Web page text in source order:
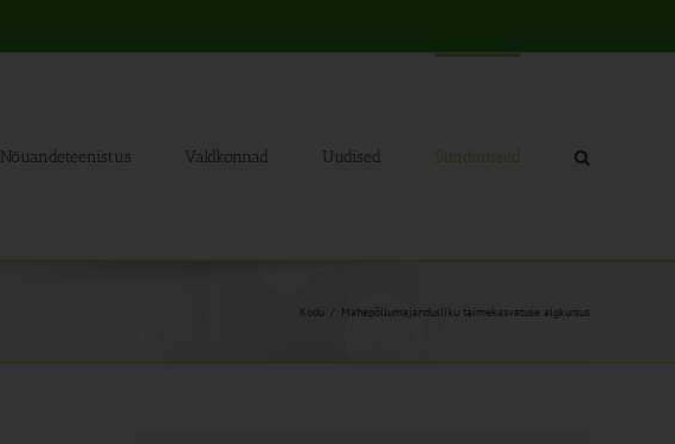
Nõuandeteenistus Valdkonnad Uudised Sündmused
Kodu Mahepõllumajandusliku taimekasvatuse algkursus